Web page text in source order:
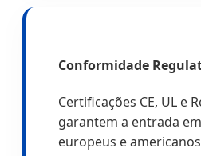
Conformidade
Certificações CE, UL e
garantem a entrada
europeus e